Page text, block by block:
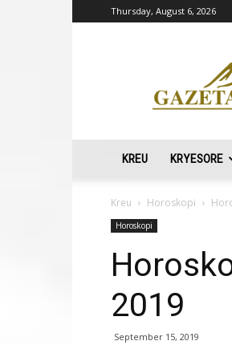
Thursday, August 6, 2026
KREU KRYESORE
Kreu Horoskopi
Horoskopi
2019
September 15, 2019